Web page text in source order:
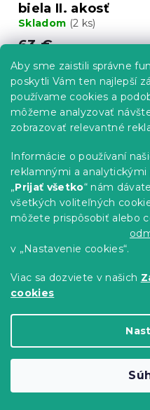
Aby sme zaistili správne
poskytli Vám ten najlepší
používame cookies a
môžeme analyzovať
zobrazovať relevantné
Informácie o používaní
reklamnými a
„Prijať všetko“ nám
všetkých voliteľných
môžete prispôsobiť alebo
v „Nastavenie cookies“.
Viac sa dozviete v našich
cookies
biela II. akosť
Skladom (2 ks)
63 €
Výpredaj
AKCIA Posteľ
II. akosť
56.70 €